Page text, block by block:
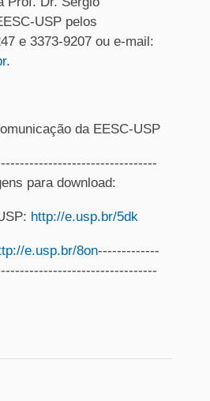
USP pelos
e 3373-9207 ou e-mail:
.
da EESC-USP
para download:
http://e.usp.br/5dk
e.usp.br/8on-------------